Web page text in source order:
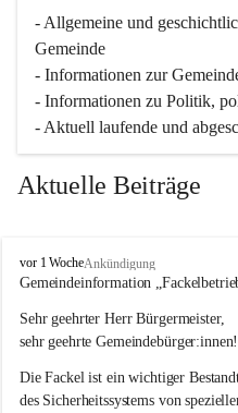
- Allgemeine und
Gemeinde
- Informationen zur
- Informationen zu Politik,
- Aktuell laufende und
Aktuelle Beiträge
A
d
r
k
a
a
vor 1 WocheAnkündigung
Gemeindeinformation
Sehr geehrter Herr Bürgermeister,
sehr geehrte Gemeindebürger:innen!
Die Fackel ist ein wichtiger
des Sicherheitssystems von